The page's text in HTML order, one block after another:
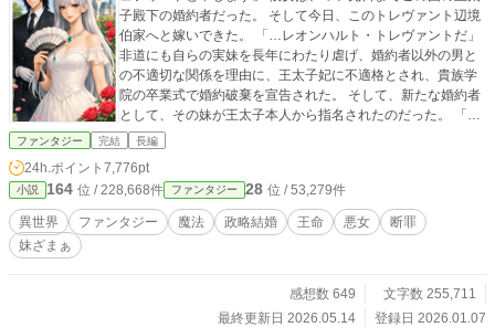
子殿下の婚約者だった。 そして今日、このトレヴァント辺境
伯家へと嫁いできた。 「…レオンハルト・トレヴァントだ」
非道にも自らの実妹を長年にわたり虐げ、婚約者以外の男と
の不適切な関係を理由に、王太子妃に不適格とされ、貴族学
院の卒業式で婚約破棄を宣告された。 そして、新たな婚約者
として、その妹が王太子本人から指名されたのだった。 「私
は君と夫婦になるつもりはないし、辺境伯夫人として扱うこ
【報告】アース・スターノベル大賞様にて金賞・コミラカイ
ズ賞を 受賞致しました！ 応援して下さった読者の皆
様、誠にありがとうございました┏○))ﾍﾟｺｯ 書籍化・コミラカ
イズに関しましては詳しく決まりましたら 再びご報告させて
ファンタジー 完結 長編
24h.ポイント 7,776pt
小説 164 位 / 228,668件 ファンタジー 28 位 / 53,279件
異世界 ファンタジー 魔法 政略結婚 王命 悪女
断罪
妹ざまぁ
感想数 649
文字数 255,711
最終更新日 2026.05.14
登録日 2026.01.07